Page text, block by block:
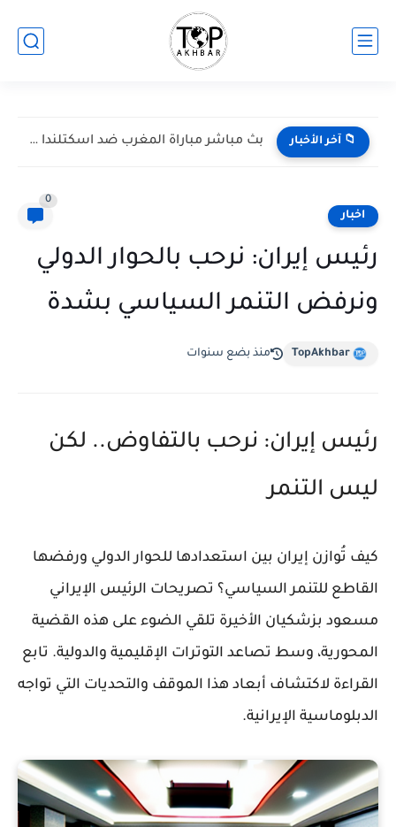
📁 آخر الأخبار بث مباشر مباراة المغرب ضد اسكتلندا في كأس العالم 2026...
اخبار
0
رئيس إيران: نرحب بالحوار الدولي
ونرفض التنمر السياسي بشدة
TopAkhbar منذ بضع سنوات
رئيس إيران: نرحب بالتفاوض.. لكن
ليس التنمر
كيف تُوازن إيران بين استعدادها للحوار الدولي ورفضها
القاطع للتنمر السياسي؟ تصريحات الرئيس الإيراني
مسعود بزشكيان الأخيرة تلقي الضوء على هذه القضية
المحورية، وسط تصاعد التوترات الإقليمية والدولية. تابع
القراءة لاكتشاف أبعاد هذا الموقف والتحديات التي تواجه
الدبلوماسية الإيرانية.